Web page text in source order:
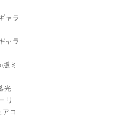
ャラ
ャラ
版ミ
光
リ
アコ